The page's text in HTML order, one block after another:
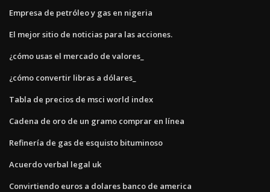
Empresa de petróleo y gas en nigeria
El mejor sitio de noticias para las acciones.
¿cómo usas el mercado de valores_
¿cómo convertir libras a dólares_
Tabla de precios de msci world index
Cadena de oro de un gramo comprar en línea
Refinería de gas de esquisto bituminoso
Acuerdo verbal legal uk
Convirtiendo euros a dolares banco de america